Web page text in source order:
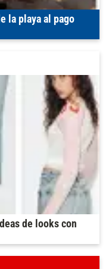
la playa al pago
de looks con